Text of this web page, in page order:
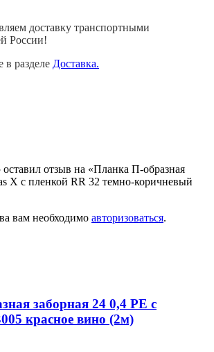
доставку транспортными
России!
в разделе Доставка.
отзыв на «Планка П-образная
X с пленкой RR 32 темно-коричневый
вам необходимо авторизоваться.
заборная 24 0,4 PE с
красное вино (2м)